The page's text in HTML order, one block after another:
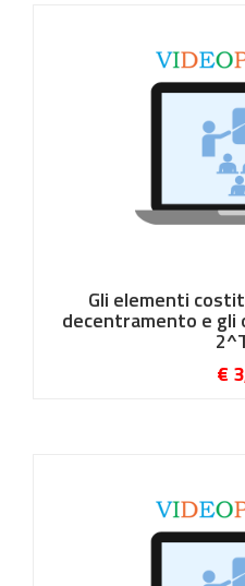
Gli elementi
decentramento e gli
€